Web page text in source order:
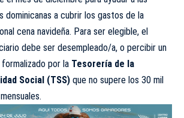
dominicanas a cubrir los gastos de la
cena navideña. Para ser elegible, el
debe ser desempleado/a, o percibir un
formalizado por la Tesorería de la
Social (TSS) que no supere los 30 mil